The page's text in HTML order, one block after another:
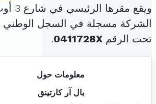
ويقع مقرها الرئيسي في شارع 3 أوت سوسة (
الشركة مسجلة في السجل
تحت الرقم 0411728X
.
معلومات حول
بال آر كارتينق